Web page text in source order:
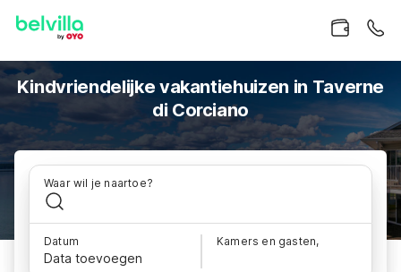
Kindvriendelijke vakantiehuizen in Taverne
di Corciano
Waar wil je naartoe?
Datum
Data toevoegen
Kamers en gasten,